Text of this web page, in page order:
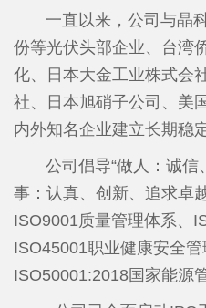
备企业。
在建阳经济开发区精细化
学品项目（省重点技改项
能源领域的高端含氟新材
料、湿电子化学品、含氟
四个版块。计划投资10亿
全氟丁基磺酰氟、全氟丁
品于2025年1月18日全线
2025年9月试生产，产品
求，一期项目，累计实现
100吨六氟丁二烯的生产
一直以来，公司与晶科
份等光伏头部企业、台湾
化、日本大金工业株式会
社、日本旭硝子公司、美
内外知名企业建立长期稳
公司倡导“做人：诚信
事：认真、创新、追求卓
ISO9001质量管理体系、
ISO45001职业健康安全管
ISO50001:2018国家能源
融合管理体系贯标企业。